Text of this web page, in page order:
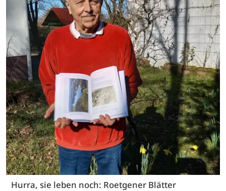
Hurra, sie leben noch: Roetgener Blätter